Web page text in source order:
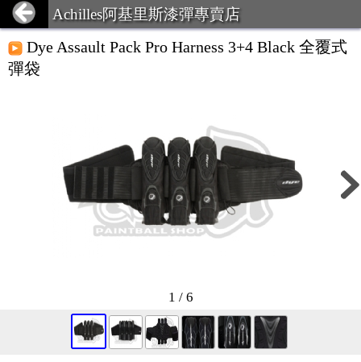
Achilles阿基里斯漆彈專賣店
Dye Assault Pack Pro Harness 3+4 Black 全覆式
彈袋
1 / 6